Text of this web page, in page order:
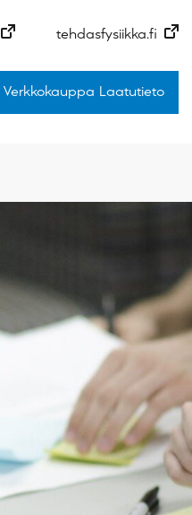
tehdasfysiikka.fi
Verkkokauppa Laatutieto